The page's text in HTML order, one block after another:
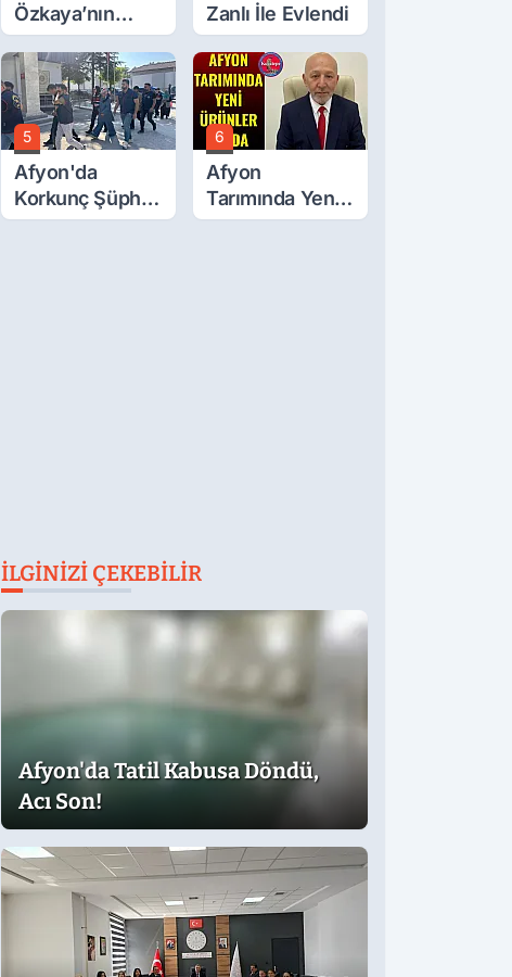
Özkaya’nın
Oğluna İftira
Atıldı
Zanlı İle Evlendi
5
Afyon'da
Korkunç Şüphe!
Düştü Mü,
6
Afyon
Tarımında Yeni
Ürünler Yolda
İLGINIZI ÇEKEBILIR
Afyon'da Tatil Kabusa Döndü,
Acı Son!